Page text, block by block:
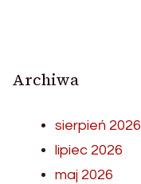
Archiwa
sierpień 2026
lipiec 2026
maj 2026